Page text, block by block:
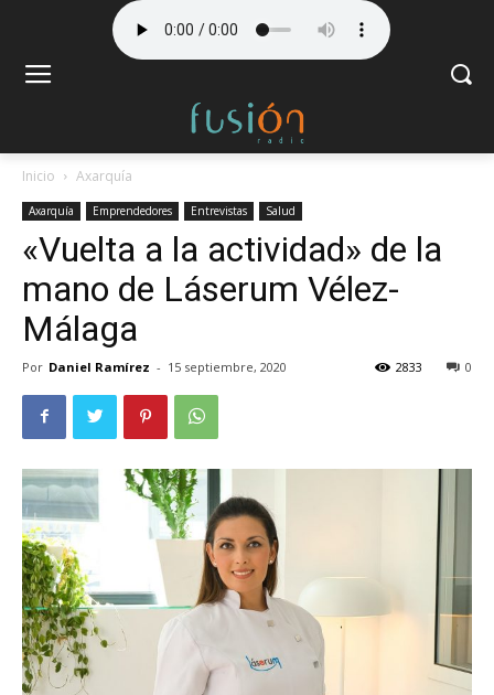
Inicio Axarquía
Axarquía Emprendedores Entrevistas Salud
«Vuelta a la actividad» de la
mano de Láserum Vélez-
Málaga
Por Daniel Ramírez - 15 septiembre, 2020 0
2833